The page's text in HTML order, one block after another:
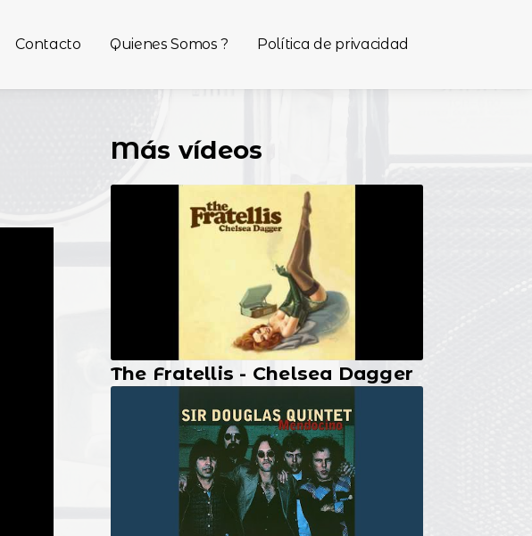
Contacto Quienes Somos ? Política de privacidad
Más vídeos
The Fratellis - Chelsea Dagger